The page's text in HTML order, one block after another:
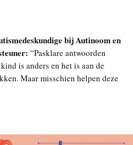
bij Autinoom en
“Pasklare antwoorden
is anders en het is aan de
Maar misschien helpen deze